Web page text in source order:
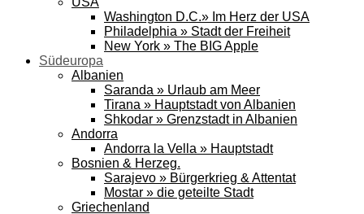
Washington D.C.» Im Herz der USA
Philadelphia » Stadt der Freiheit
New York » The BIG Apple
Südeuropa
Albanien
Saranda » Urlaub am Meer
Tirana » Hauptstadt von Albanien
Shkodar » Grenzstadt in Albanien
Andorra
Andorra la Vella » Hauptstadt
Bosnien & Herzeg.
Sarajevo » Bürgerkrieg & Attentat
Mostar » die geteilte Stadt
Griechenland